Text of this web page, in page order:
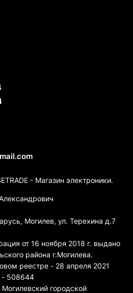
- Магазин электроники.
Могилев, ул. Терехина д.7
от 16 ноября 2018 г. выдано
района г.Могилева.
реестре - 28 апреля 2021
- 508644
городской